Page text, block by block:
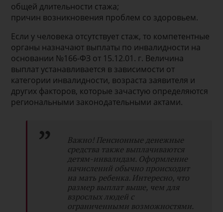
общей длительности стажа;
причин возникновения проблем со здоровьем.
Если у человека отсутствует стаж, то компетентные
органы назначают выплаты по инвалидности на
основании №166-ФЗ от 15.12.01. г. Величина
выплат устанавливается в зависимости от
категории инвалидности, возраста заявителя и
других факторов, которые зачастую определяются
региональными законодательными актами.
Важно! Пенсионные денежные
средства также выплачиваются
детям-инвалидам. Оформление
начислений обычно происходит
на мать ребенка. Интересно, что
размер выплат выше, чем для
взрослых людей с
ограниченными возможностями.